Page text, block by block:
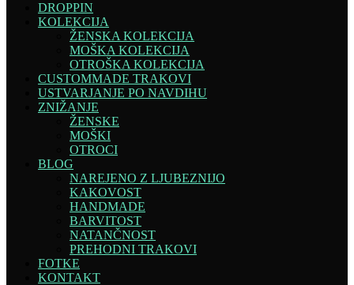
DROPPIN
KOLEKCIJA
ŽENSKA KOLEKCIJA
MOŠKA KOLEKCIJA
OTROŠKA KOLEKCIJA
CUSTOMMADE TRAKOVI
USTVARJANJE PO NAVDIHU
ZNIŽANJE
ŽENSKE
MOŠKI
OTROCI
BLOG
NAREJENO Z LJUBEZNIJO
KAKOVOST
HANDMADE
BARVITOST
NATANČNOST
PREHODNI TRAKOVI
FOTKE
KONTAKT